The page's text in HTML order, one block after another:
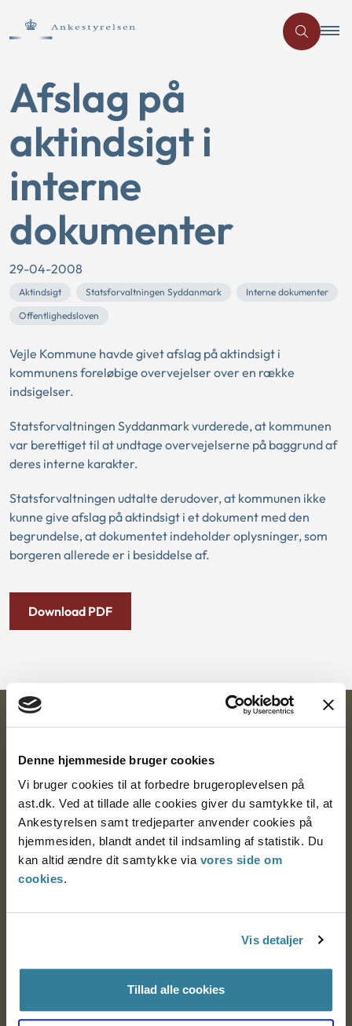
Denne hjemmeside bruger cookies
Vi bruger cookies til at forbedre brugeroplevelsen på
ast.dk. Ved at tillade alle cookies giver du samtykke til, at
Ankestyrelsen samt tredjeparter anvender cookies på
hjemmesiden, blandt andet til indsamling af statistik. Du
kan altid ændre dit samtykke via vores side om
cookies.
Vis detaljer
Tillad alle cookies
Afslag på
aktindsigt i
interne
dokumenter
29-04-2008
Aktindsigt Statsforvaltningen Syddanmark
Interne dokumenter
Offentlighedsloven
Vejle Kommune havde givet afslag på aktindsigt i
kommunens foreløbige overvejelser over en række
indsigelser.
Statsforvaltningen Syddanmark vurderede, at kommunen
var berettiget til at undtage overvejelserne på baggrund af
deres interne karakter.
Statsforvaltningen udtalte derudover, at kommunen ikke
kunne give afslag på aktindsigt i et dokument med den
begrundelse, at dokumentet indeholder oplysninger, som
borgeren allerede er i besiddelse af.
Download PDF
Ankestyrelsen
Postadresse:
Nytorv 7, 2. sal
9000 Aalborg
Ankestyrelsen Aalborg
Ankestyrelsen København